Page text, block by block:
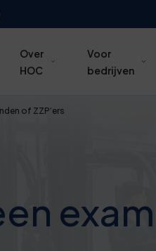
Over
HOC
Voor
bedrijven
of ZZP’ers